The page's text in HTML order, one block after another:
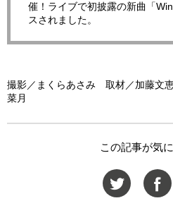
催！ライブで初披露の新曲「
スされました。
撮影／まくらあさみ 取材／加藤
菜月
この記事が気